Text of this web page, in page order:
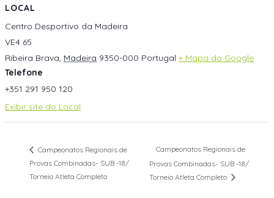
LOCAL
Centro Desportivo da Madeira
VE4 65
Ribeira Brava, Madeira 9350-000 Portugal + Mapa do Google
Telefone
+351 291 950 120
Exibir site do Local
Campeonatos Regionais de
Provas Combinadas- SUB -18/
Torneio Atleta Completo
Campeonatos Regionais de
Provas Combinadas- SUB -18/
Torneio Atleta Completo